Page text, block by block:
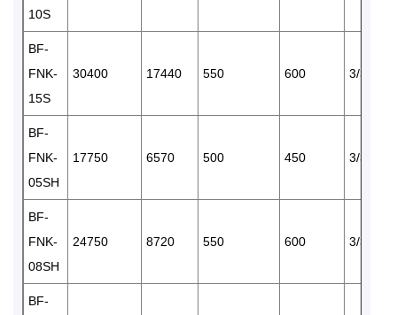
10S
BF-
FNK-
15S
30400 17440 550 600 3/380
BF-
FNK-
05SH
17750 6570 500 450 3/380
BF-
FNK-
08SH
24750 8720 550 600 3/380
BF-